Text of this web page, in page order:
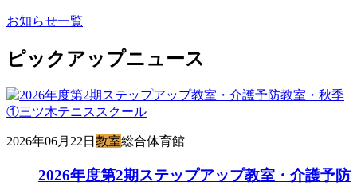
お知らせ一覧
ピックアップニュース
2026年06月22日 教室総合体育館
2026年度第2期ステップアップ教室・介護予防